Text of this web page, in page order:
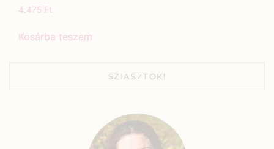
4.475 Ft
Kosárba teszem
SZIASZTOK!